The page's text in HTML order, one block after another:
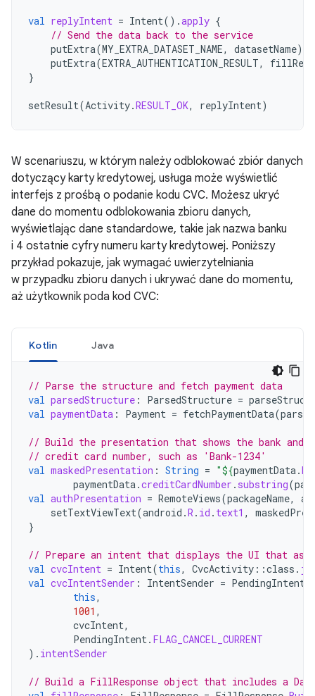
val replyIntent = Intent().apply {
// Send the data back to the service
putExtra(MY_EXTRA_DATASET_NAME, datasetName)
putExtra(EXTRA_AUTHENTICATION_RESULT,
}
setResult(Activity.RESULT_OK, replyIntent)
W scenariuszu, w którym należy odblokować zbiór danych
dotyczący karty kredytowej, usługa może wyświetlić
interfejs z prośbą o podanie kodu CVC. Możesz ukryć
dane do momentu odblokowania zbioru danych,
wyświetlając dane standardowe, takie jak nazwa banku
i 4 ostatnie cyfry numeru karty kredytowej. Poniższy
przykład pokazuje, jak wymagać uwierzytelniania
w przypadku zbioru danych i ukrywać dane do momentu,
aż użytkownik poda kod CVC:
Kotlin Java
// Parse the structure and fetch payment data
val parsedStructure : ParsedStructure =
val paymentData : Payment = fetchPaymentData(
// Build the presentation that shows the bank
// credit card number, such as 'Bank-1234'
val maskedPresentation : String = "${paymentData.
paymentData.creditCardNumber . substring(
val authPresentation = RemoteViews(packageName,
setTextViewText(android .R . id . text1 ,
}
// Prepare an intent that displays the UI that
val cvcIntent = Intent(this, CvcActivity ::class .
val cvcIntentSender : IntentSender = PendingIntent
this,
1001 ,
cvcIntent,
PendingIntent. FLAG_CANCEL_CURRENT
). intentSender
// Build a FillResponse object that includes a